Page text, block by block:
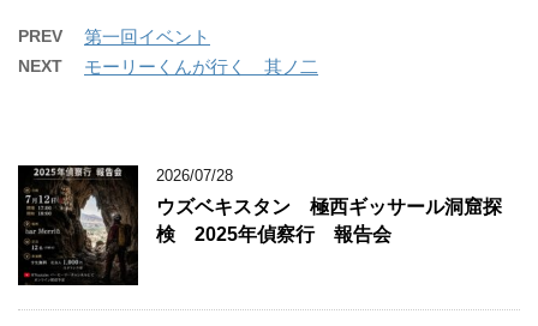
PREV 第一回イベント
NEXT モーリーくんが行く 其ノ二
2026/07/28
ウズベキスタン 極西ギッサール洞窟探
検 2025年偵察行 報告会